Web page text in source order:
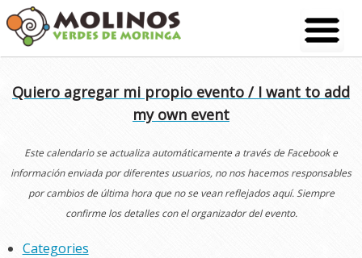
Skip
to
content
Quiero agregar mi propio evento / I want to add
my own event
Este calendario se actualiza automáticamente a través de Facebook e
información enviada por diferentes usuarios, no nos hacemos responsables
por cambios de última hora que no se vean reflejados aquí. Siempre
confirme los detalles con el organizador del evento.
Categories